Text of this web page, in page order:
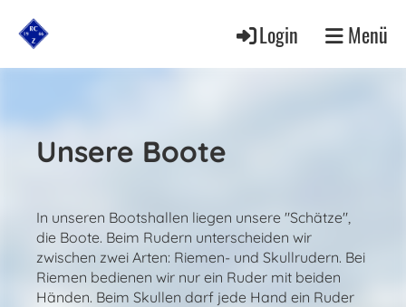
Login Menü
Unsere Boote
In unseren Bootshallen liegen unsere "Schätze",
die Boote. Beim Rudern unterscheiden wir
zwischen zwei Arten: Riemen- und Skullrudern. Bei
Riemen bedienen wir nur ein Ruder mit beiden
Händen. Beim Skullen darf jede Hand ein Ruder